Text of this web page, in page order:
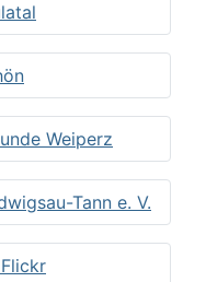
Weiperz
Tann e. V.